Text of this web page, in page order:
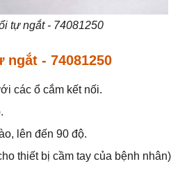
tự ngắt - 74081250
ngắt - 74081250
các ổ cắm kết nối.
lên đến 90 độ.
thiết bị cầm tay của bệnh